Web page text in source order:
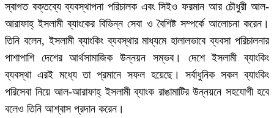
স্বাগত বক্তব্যে ব্যবস্থাপনা পরিচালক এবং সিইও ফরমান আর চৌধুরী আল-
আরাফাহ্ ইসলামী ব্যাংকের বিভিন্ন সেবা ও বৈশিষ্ট সম্পর্কে আলোচনা করেন।
তিনি বলেন, ইসলামী ব্যাংকিং ব্যবস্থার মাধ্যমে হালালভাবে ব্যবসা পরিচালনার
পাশাপাশি দেশের আর্থসামাজিক উন্নয়ন সম্ভব। দেশে ইসলামী ব্যাংকিং
ব্যবস্থা এরই মধ্যে তা প্রমানে সফল হয়েছে। সর্বাধুনিক সকল ব্যাংকিং
পরিসেবা নিয়ে আল-আরাফাহ্ ইসলামী ব্যাংক রাঙামাটির উন্নয়নে সহযোগী হবে
বলেও তিনি আশ্বাস প্রদান করেন।